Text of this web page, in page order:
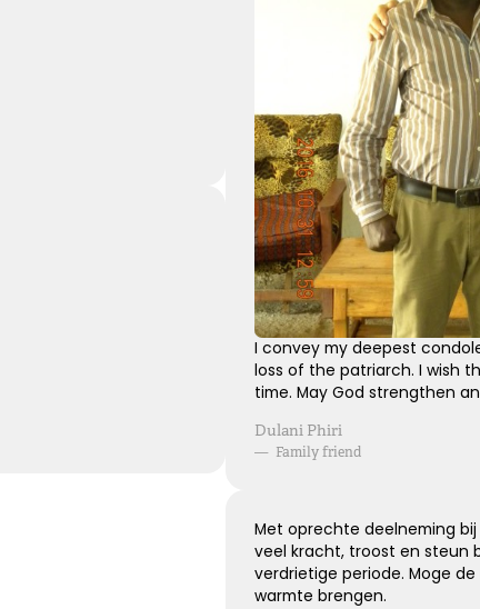
I convey my deepest
loss of the patriarch. I wish
time. May God strengthen
Dulani Phiri
— Family friend
Met oprechte deelneming
veel kracht, troost en steun
verdrietige periode. Moge
warmte brengen.
Ik wens je sterkte en veel kracht om je verdriet te dragen,
ik wens je liefde en steun, voor nu en alle dagen.